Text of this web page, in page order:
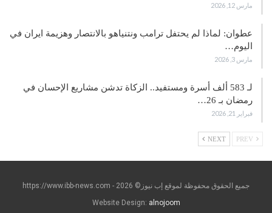
مارس 12, 2026
عطوان: لماذا لم يحتفل ترامب ونتنياهو بالانتصار وهزيمة ايران في
اليوم…
مارس 3, 2026
لـ 583 ألف أسرة ومستفيد.. الزكاة تدشن مشاريع الإحسان في
رمضان بـ 26…
فبراير 21, 2026
NEXT
جميع الحقوق محفوظة لموقع إب نيوز© https://www.ibb-news.com - 2026
Website Design: alnojoom